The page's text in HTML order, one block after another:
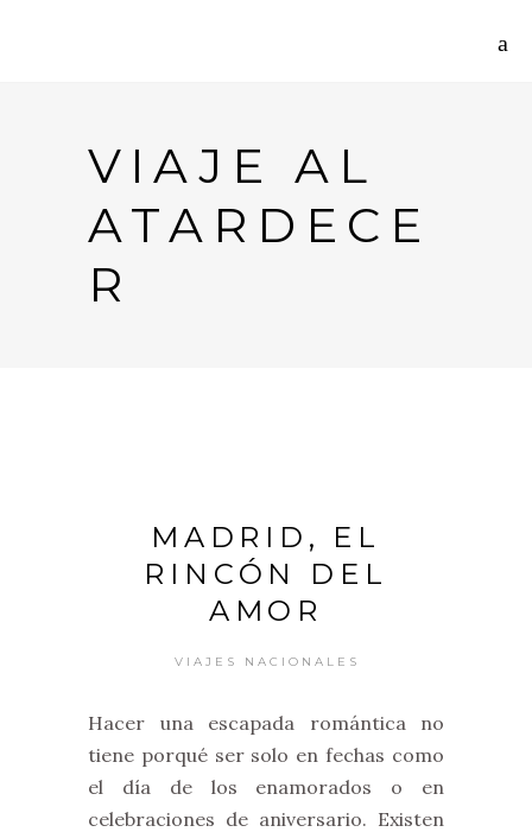
VIAJE AL
ATARDECE
R
MADRID, EL
RINCÓN DEL
AMOR
VIAJES NACIONALES
Hacer una escapada romántica no
tiene porqué ser solo en fechas como
el día de los enamorados o en
celebraciones de aniversario. Existen